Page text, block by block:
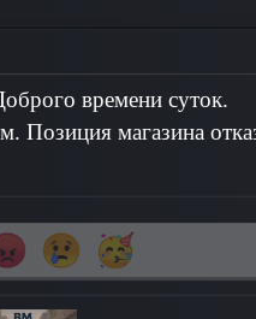
времени суток.
Позиция магазина